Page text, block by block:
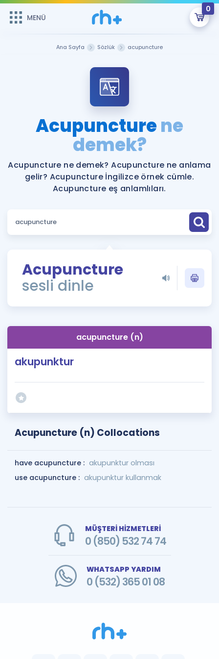
MENÜ
0
Şifremi Hatırlamıyorum
Sepetin Şu An Boş.
Remzi Hoca ile seni sınava hazırlayacak onlarca eğitim seni
bekliyor!
MENÜ
Katılımcı Görüşleri
Faydalı Araçlar
Ücretsiz Kaynaklar
Puan Hesaplama
ÖSYM Sınav Takvimi
Kampanyalar
İngilizce Gramer
İngilizce Gramer
Ana Sayfa Sözlük acupuncture
Acupuncturene
demek?
Acupuncture ne demek? Acupuncture ne anlama
gelir? Acupuncture İngilizce örnek cümle.
Acupuncture eş anlamlıları.
Acupuncture
sesli dinle
acupuncture (n)
akupunktur
Acupuncture (n) Collocations
have acupuncture : akupunktur olması
use acupuncture : akupunktur kullanmak
MÜŞTERİ HİZMETLERİ
0 (850) 532 74 74
WHATSAPP YARDIM
0 (532) 365 01 08